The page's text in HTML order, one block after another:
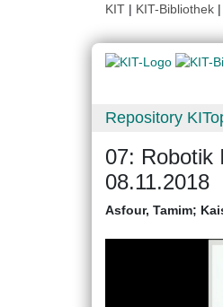
KIT | KIT-Bibliothek |
Repository
07: Robotik
08.11.2018
Asfour, Tamim;